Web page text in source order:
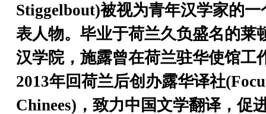
Stiggelbout)被视为青年汉学家的一
表人物。毕业于荷兰久负盛名的莱
汉学院，施露曾在荷兰驻华使馆工
2013年回荷兰后创办露华译社
Chinees)，致力中国文学翻译，促